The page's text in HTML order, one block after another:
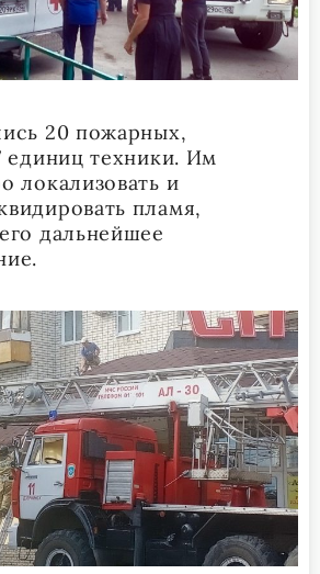
20 пожарных,
единиц техники. Им
локализовать и
пламя,
дальнейшее